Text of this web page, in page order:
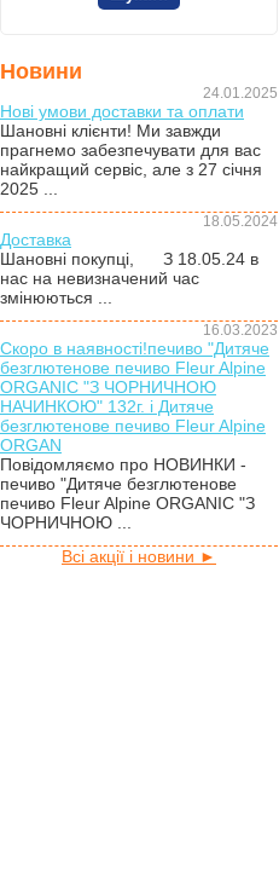
Новини
24.01.2025
Нові умови доставки та оплати
Шановні клієнти! Ми завжди
прагнемо забезпечувати для вас
найкращий сервіс, але з 27 січня
2025 ...
18.05.2024
Доставка
Шановні покупці, З 18.05.24 в
нас на невизначений час
змінюються ...
16.03.2023
Скоро в наявності!печиво "Дитяче
безглютенове печиво Fleur Alpine
ORGANIC "З ЧОРНИЧНОЮ
НАЧИНКОЮ" 132г. і Дитяче
безглютенове печиво Fleur Alpine
ORGAN
Повідомляємо про НОВИНКИ -
печиво "Дитяче безглютенове
печиво Fleur Alpine ORGANIC "З
ЧОРНИЧНОЮ ...
Всі акції і новини ►